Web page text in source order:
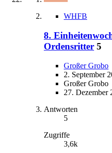
WHFB
8.
Ordensritter 5
Großer Grobo
2. September
Großer Grobo
27. Dezember
Antworten
5
Zugriffe
3,6k